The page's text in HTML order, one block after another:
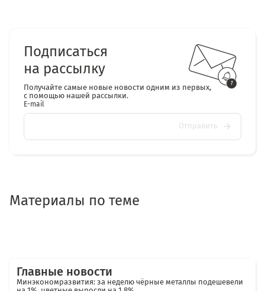
Подписаться
на рассылку
Получайте самые новые новости одним из первых,
с помощью нашей рассылки.
E-mail
Отправить
Материалы по теме
Главные новости
Минэкономразвития: за неделю чёрные металлы подешевели